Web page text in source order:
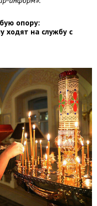
опору:
ходят на службу с